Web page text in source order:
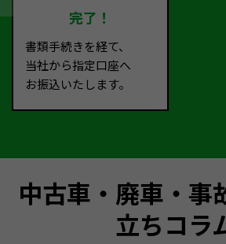
完了！
書類手続きを経て、
当社から指定口座へ
お振込いたします。
中古車・廃車・事
立ちコラ